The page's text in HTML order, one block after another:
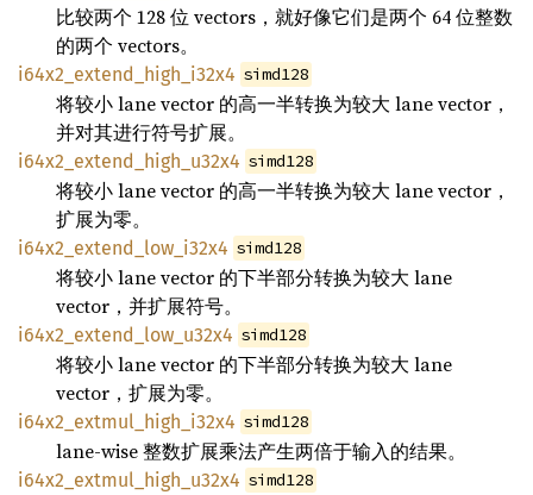
比较两个 128 位 vectors，就好像它们是两个 64 位整数
的两个 vectors。
i64x2_extend_high_i32x4 simd128
将较小 lane vector 的高一半转换为较大 lane vector，
并对其进行符号扩展。
i64x2_extend_high_u32x4 simd128
将较小 lane vector 的高一半转换为较大 lane vector，
扩展为零。
i64x2_extend_low_i32x4 simd128
将较小 lane vector 的下半部分转换为较大 lane
vector，并扩展符号。
i64x2_extend_low_u32x4 simd128
将较小 lane vector 的下半部分转换为较大 lane
vector，扩展为零。
i64x2_extmul_high_i32x4 simd128
lane-wise 整数扩展乘法产生两倍于输入的结果。
i64x2_extmul_high_u32x4 simd128